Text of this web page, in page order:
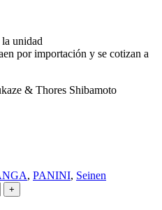
unidad
por importación y se cotizan a
& Thores Shibamoto
, PANINI, Seinen
+